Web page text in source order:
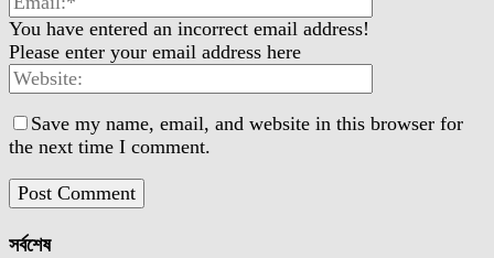
You have entered an incorrect email address!
Please enter your email address here
Save my name, email, and website in this browser for
the next time I comment.
সর্বশেষ